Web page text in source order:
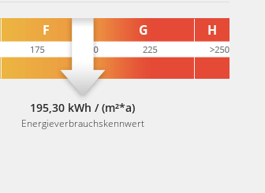
195,30 kWh / (m²*a)
Energieverbrauchskennwert